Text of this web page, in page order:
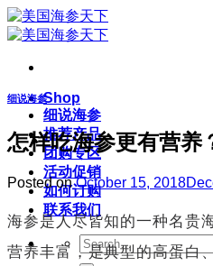
Skip
to
content
Shop
细说海参
推荐产品
团购专区
活动促销
如何订购
联系我们
Search
for:
细说海参
怎样吃海参更有营养
Posted onOctober 15, 2018
海参是人尽皆知的一种名贵
营养丰富，是典型的高蛋白